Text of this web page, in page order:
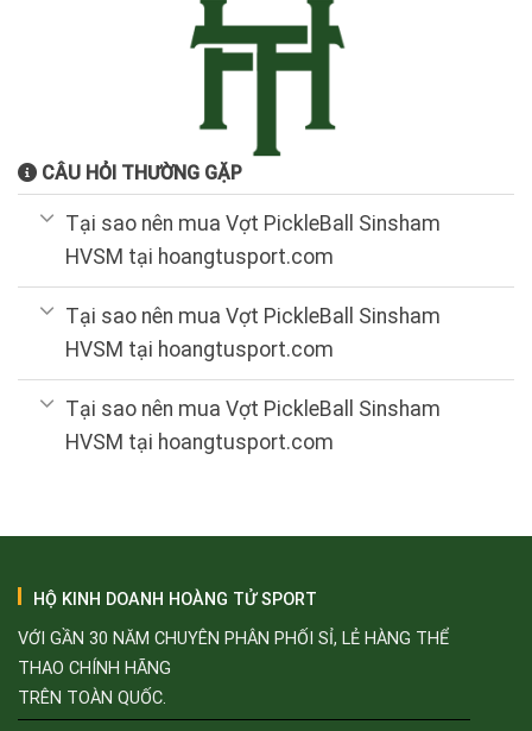
CÂU HỎI THƯỜNG GẶP
Tại sao nên mua Vợt PickleBall Sinsham
HVSM tại hoangtusport.com
Tại sao nên mua Vợt PickleBall Sinsham
HVSM tại hoangtusport.com
Tại sao nên mua Vợt PickleBall Sinsham
HVSM tại hoangtusport.com
HỘ KINH DOANH HOÀNG TỬ SPORT
VỚI GẦN 30 NĂM CHUYÊN PHÂN PHỐI SỈ, LẺ HÀNG THỂ
THAO CHÍNH HÃNG
TRÊN TOÀN QUỐC.